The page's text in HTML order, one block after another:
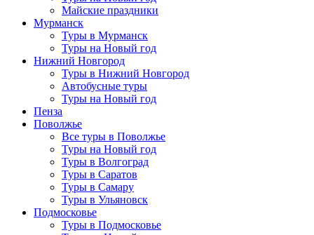
Майские праздники
Мурманск
Туры в Мурманск
Туры на Новый год
Нижний Новгород
Туры в Нижний Новгород
Автобусные туры
Туры на Новый год
Пенза
Поволжье
Все туры в Поволжье
Туры на Новый год
Туры в Волгоград
Туры в Саратов
Туры в Самару
Туры в Ульяновск
Подмосковье
Туры в Подмосковье